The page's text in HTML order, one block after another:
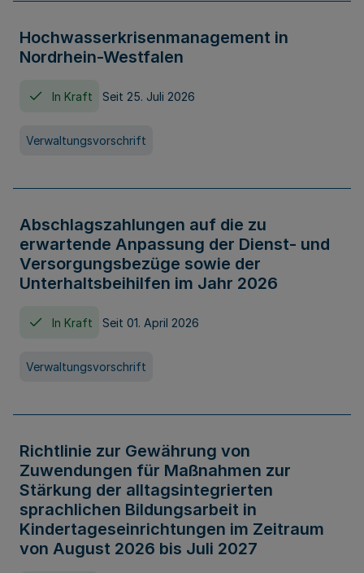
Hochwasserkrisenmanagement in
Nordrhein-Westfalen
In Kraft Seit 25. Juli 2026
Verwaltungsvorschrift
Abschlagszahlungen auf die zu
erwartende Anpassung der Dienst- und
Versorgungsbezüge sowie der
Unterhaltsbeihilfen im Jahr 2026
In Kraft Seit 01. April 2026
Verwaltungsvorschrift
Richtlinie zur Gewährung von
Zuwendungen für Maßnahmen zur
Stärkung der alltagsintegrierten
sprachlichen Bildungsarbeit in
Kindertageseinrichtungen im Zeitraum
von August 2026 bis Juli 2027